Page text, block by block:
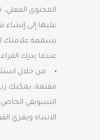
المحتوى الفعلي،
عليها إلى إنشاء
بسمعة علامتك
عندما يدرك
من خلال
مقنعة، يمكنك
التسويقي
الانتباه ويغري